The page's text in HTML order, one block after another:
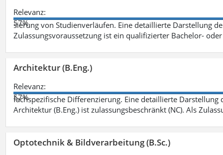
Relevanz:
57%
sierung von Studienverläufen. Eine detaillierte Darstellung
Zulassungsvoraussetzung ist ein qualifizierter Bachelor-
Architektur (B.Eng.)
Relevanz:
57%
fachspezifische Differenzierung. Eine detaillierte
Architektur (B.Eng.) ist zulassungsbeschränkt (NC). Als
Optotechnik & Bildverarbeitung (B.Sc.)